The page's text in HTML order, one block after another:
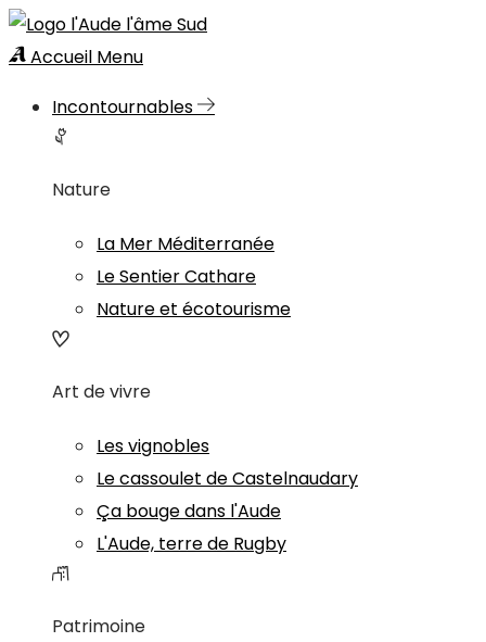
Accueil Menu
Incontournables
Nature
La Mer Méditerranée
Le Sentier Cathare
Nature et écotourisme
Art de vivre
Les vignobles
Le cassoulet de Castelnaudary
Ça bouge dans l'Aude
L'Aude, terre de Rugby
Patrimoine